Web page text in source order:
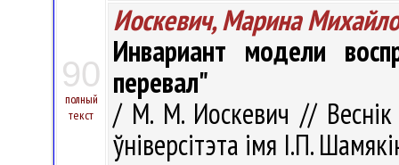
90
полный
текст
Иоскевич, Марина
Инвариант модели
перевал"
/ М. М. Иоскевич // Веснік
ўніверсітэта імя І.П.